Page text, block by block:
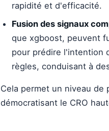
rapidité et d'efficacité.
Fusion des signaux
que xgboost, peuvent
pour prédire l'intention
règles, conduisant à
Cela permet un niveau de
démocratisant le CRO